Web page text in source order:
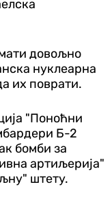
довољно
нуклеарна
их поврати.
"Поноћни
Б-2
бомби за
артиљерија"
штету.